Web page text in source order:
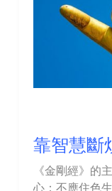
靠智慧斷
《金剛經》的
心：不應住色